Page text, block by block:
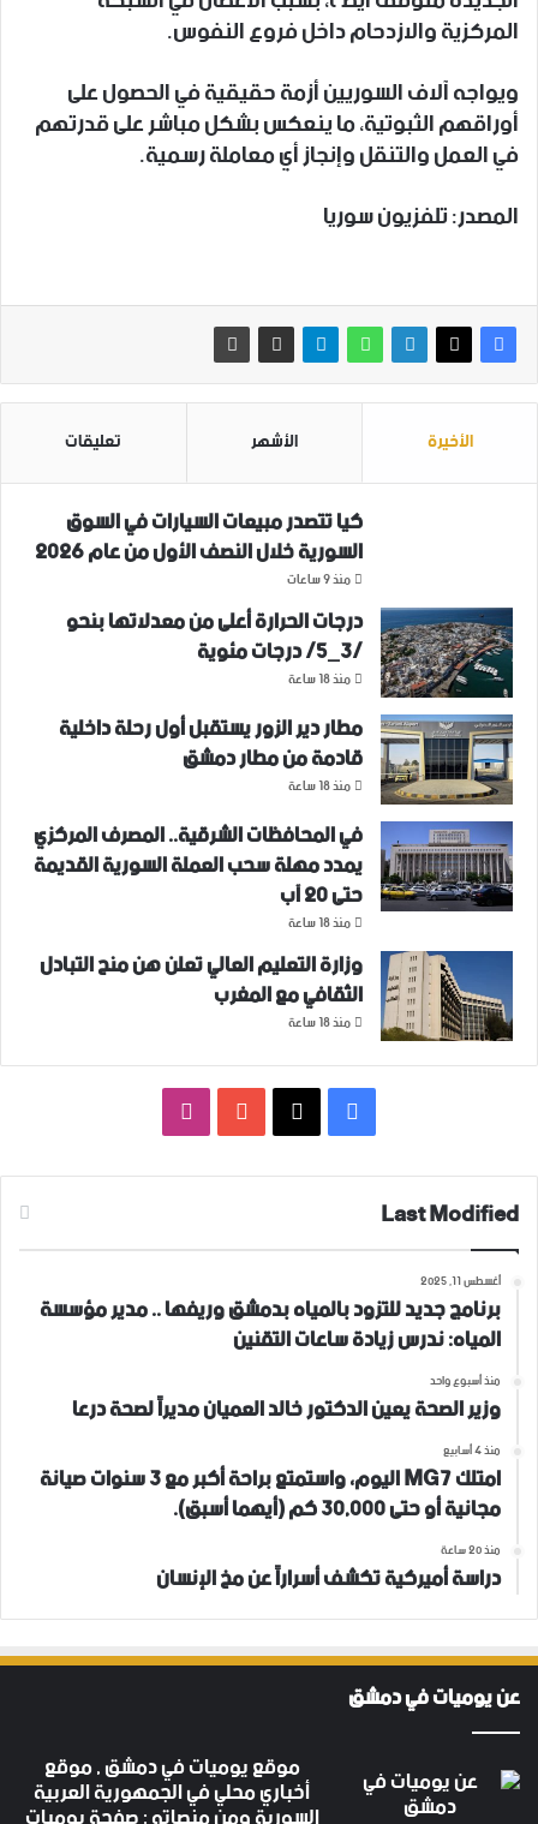
المركزية والازدحام داخل فروع النفوس.
ويواجه آلاف السوريين أزمة حقيقية في الحصول على
أوراقهم الثبوتية، ما ينعكس بشكل مباشر على قدرتهم
في العمل والتنقل وإنجاز أي معاملة رسمية.
المصدر: تلفزيون سوريا
الأخيرة الأشهر تعليقات
كيا تتصدر مبيعات السيارات في السوق
السورية خلال النصف الأول من عام 2026
منذ 9 ساعات
درجات الحرارة أعلى من معدلاتها بنحو
/3_5/ درجات مئوية
منذ 18 ساعة
مطار دير الزور يستقبل أول رحلة داخلية
قادمة من مطار دمشق
منذ 18 ساعة
في المحافظات الشرقية.. المصرف المركزي
يمدد مهلة سحب العملة السورية القديمة
حتى 20 آب
منذ 18 ساعة
وزارة التعليم العالي تعلن هن منح التبادل
الثقافي مع المغرب
منذ 18 ساعة
فيسبوك ‫YouTube
Last Modified
أغسطس 11, 2025
برنامج جديد للتزود بالمياه بدمشق وريفها .. مدير مؤسسة
المياه: ندرس زيادة ساعات التقنين
منذ أسبوع واحد
وزير الصحة يعين الدكتور خالد العميان مديراً لصحة درعا
منذ 4 أسابيع
امتلك MG7 اليوم، واستمتع براحة أكبر مع 3 سنوات صيانة
مجانية أو حتى 30,000 كم (أيهما أسبق).
منذ 20 ساعة
دراسة أميركية تكشف أسراراً عن مخ الإنسان
عن يوميات في دمشق
موقع يوميات في دمشق , موقع
أخباري محلي في الجمهورية العربية